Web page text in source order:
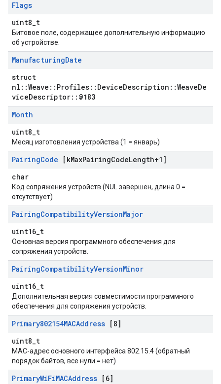
Flags
uint8_t
Битовое поле, содержащее дополнительную информацию
об устройстве.
ManufacturingDate
struct
nl::Weave::Profiles::DeviceDescription::WeaveDe
viceDescriptor::@183
Month
uint8_t
Месяц изготовления устройства (1 = январь)
PairingCode [kMaxPairingCodeLength+1]
char
Код сопряжения устройств (NUL завершен, длина 0 =
отсутствует)
PairingCompatibilityVersionMajor
uint16_t
Основная версия программного обеспечения для
сопряжения устройств.
PairingCompatibilityVersionMinor
uint16_t
Дополнительная версия совместимости программного
обеспечения для сопряжения устройств.
Primary802154MACAddress [8]
uint8_t
MAC-адрес основного интерфейса 802.15.4 (обратный
порядок байтов, все нули = нет)
PrimaryWiFiMACAddress [6]